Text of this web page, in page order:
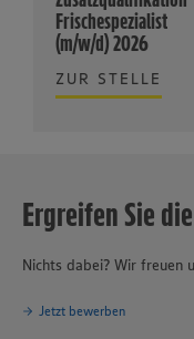
Frischespezialist
(m/w/d) 2026
ZUR STELLE
Ergreifen Sie
Nichts dabei? Wir freuen
Jetzt bewerben